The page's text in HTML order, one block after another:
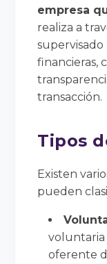
empresa
realiza a
financieras,
transacción.
Tipos
Existen
pueden
voluntaria
oferente